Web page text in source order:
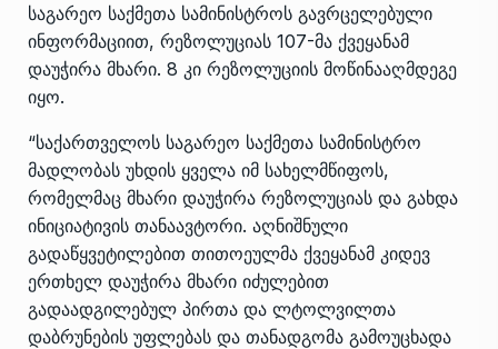
საგარეო საქმეთა სამინისტროს გავრცელებული
ინფორმაციით, რეზოლუციას 107-მა ქვეყანამ
დაუჭირა მხარი. 8 კი რეზოლუციის მოწინააღმდეგე
იყო.
“საქართველოს საგარეო საქმეთა სამინისტრო
მადლობას უხდის ყველა იმ სახელმწიფოს,
რომელმაც მხარი დაუჭირა რეზოლუციას და გახდა
ინიციატივის თანაავტორი. აღნიშნული
გადაწყვეტილებით თითოეულმა ქვეყანამ კიდევ
ერთხელ დაუჭირა მხარი იძულებით
გადაადგილებულ პირთა და ლტოლვილთა
დაბრუნების უფლებას და თანადგომა გამოუცხადა